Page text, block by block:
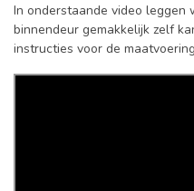
Afdekkap
vloerscharnier
(uitsluitend
taatsdeuren)
In onderstaande video
binnendeur gemakkelijk zelf
instructies voor de